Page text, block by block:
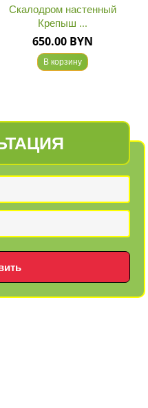
Скалодром настенный
Крепыш ...
650.00 BYN
В корзину